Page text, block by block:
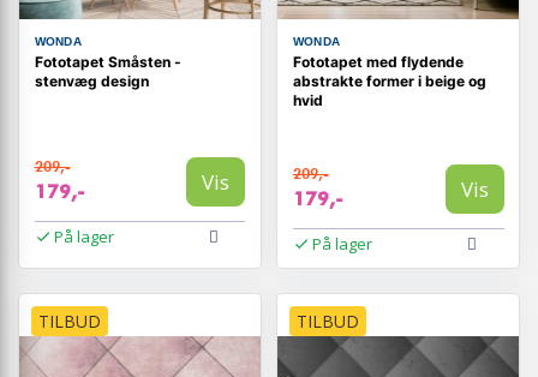
WONDA
Fototapet Småsten -
stenvæg design
209,-
179,- Vis
På lager
WONDA
Fototapet med flydende
abstrakte former i beige og
hvid
209,-
179,- Vis
På lager
TILBUD TILBUD